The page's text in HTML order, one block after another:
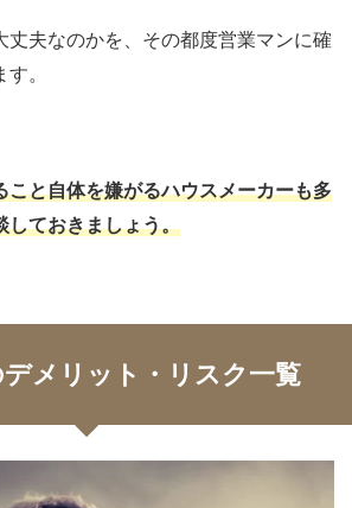
丈夫なのかを、その都度営業マンに確
。
こと自体を嫌がるハウスメーカーも多
しておきましょう。
メリット・リスク一覧